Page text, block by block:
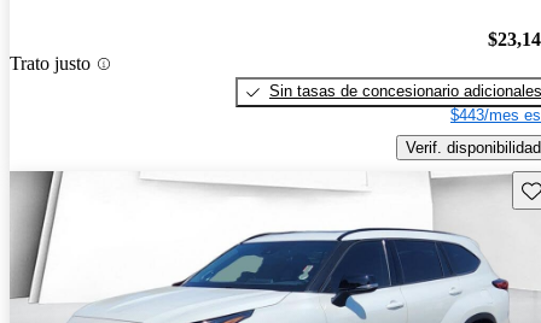
Trato justo
Sin tasas de concesionario adicionales
$443/mes
Verif. disponibilidad